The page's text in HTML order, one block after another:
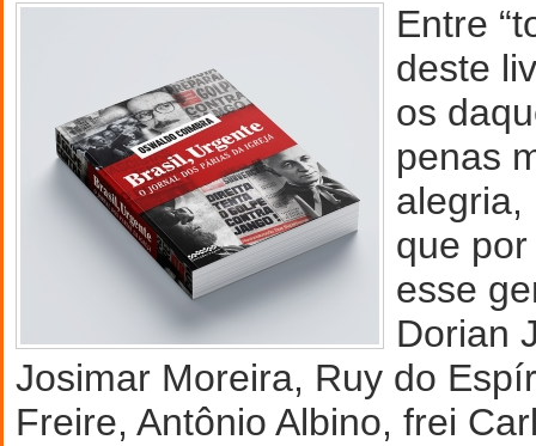
Entre
deste
os
penas
alegria,
que
esse
Dorian
Josimar Moreira, Ruy do
Freire, Antônio Albino, frei